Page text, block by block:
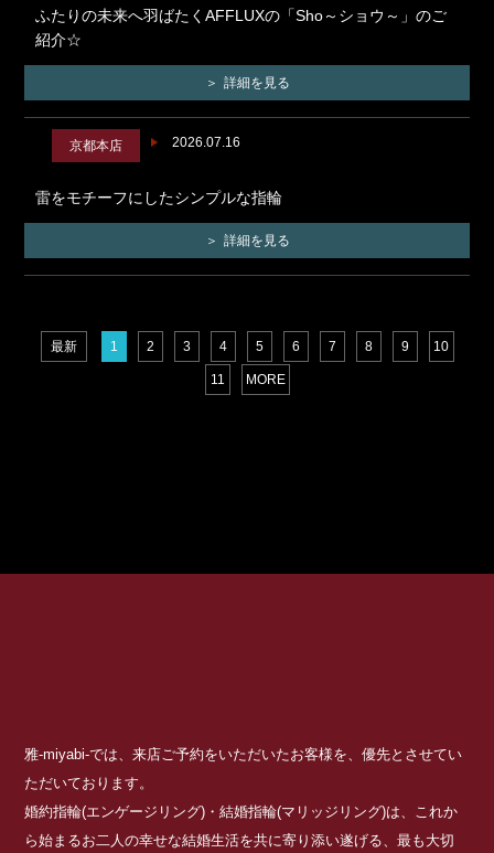
ふたりの未来へ羽ばたくAFFLUXの「Sho～ショウ～」のご
紹介☆
詳細を見る
2026.07.16
京都本店
雷をモチーフにしたシンプルな指輪
詳細を見る
最新 1 2 3 4 5 6 7 8 9 10
11 MORE
雅-miyabi-では、来店ご予約をいただいたお客様を、優先とさせてい
ただいております。
婚約指輪(エンゲージリング)・結婚指輪(マリッジリング)は、これか
ら始まるお二人の幸せな結婚生活を共に寄り添い遂げる、最も大切